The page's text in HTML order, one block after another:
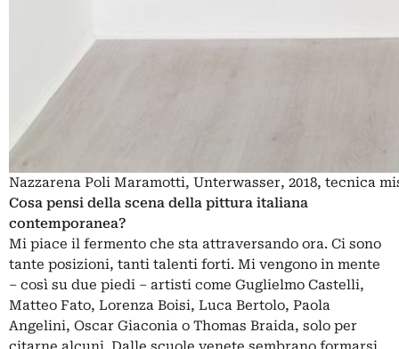
Nazzarena Poli Maramotti, Unterwasser, 2018, tecnica
Cosa pensi della scena della pittura italiana
contemporanea?
Mi piace il fermento che sta attraversando ora. Ci sono
tante posizioni, tanti talenti forti. Mi vengono in mente
‒ così su due piedi ‒ artisti come Guglielmo Castelli,
Matteo Fato, Lorenza Boisi, Luca Bertolo, Paola
Angelini, Oscar Giaconia o Thomas Braida, solo per